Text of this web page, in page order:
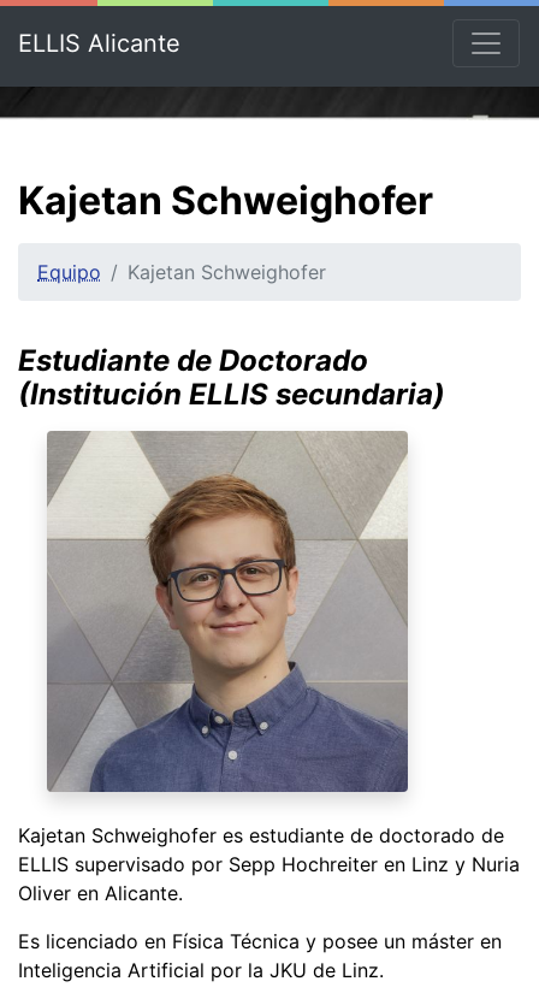
ELLIS Alicante
Kajetan Schweighofer
Equipo Kajetan Schweighofer
Estudiante de Doctorado
(Institución ELLIS secundaria)
Kajetan Schweighofer es estudiante de doctorado de
ELLIS supervisado por Sepp Hochreiter en Linz y Nuria
Oliver en Alicante.
Es licenciado en Física Técnica y posee un máster en
Inteligencia Artificial por la JKU de Linz.